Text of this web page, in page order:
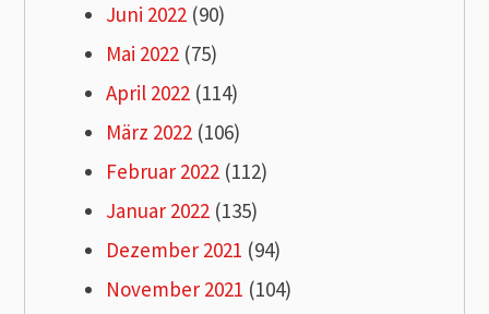
Juni 2022 (90)
Mai 2022 (75)
April 2022 (114)
März 2022 (106)
Februar 2022 (112)
Januar 2022 (135)
Dezember 2021 (94)
November 2021 (104)